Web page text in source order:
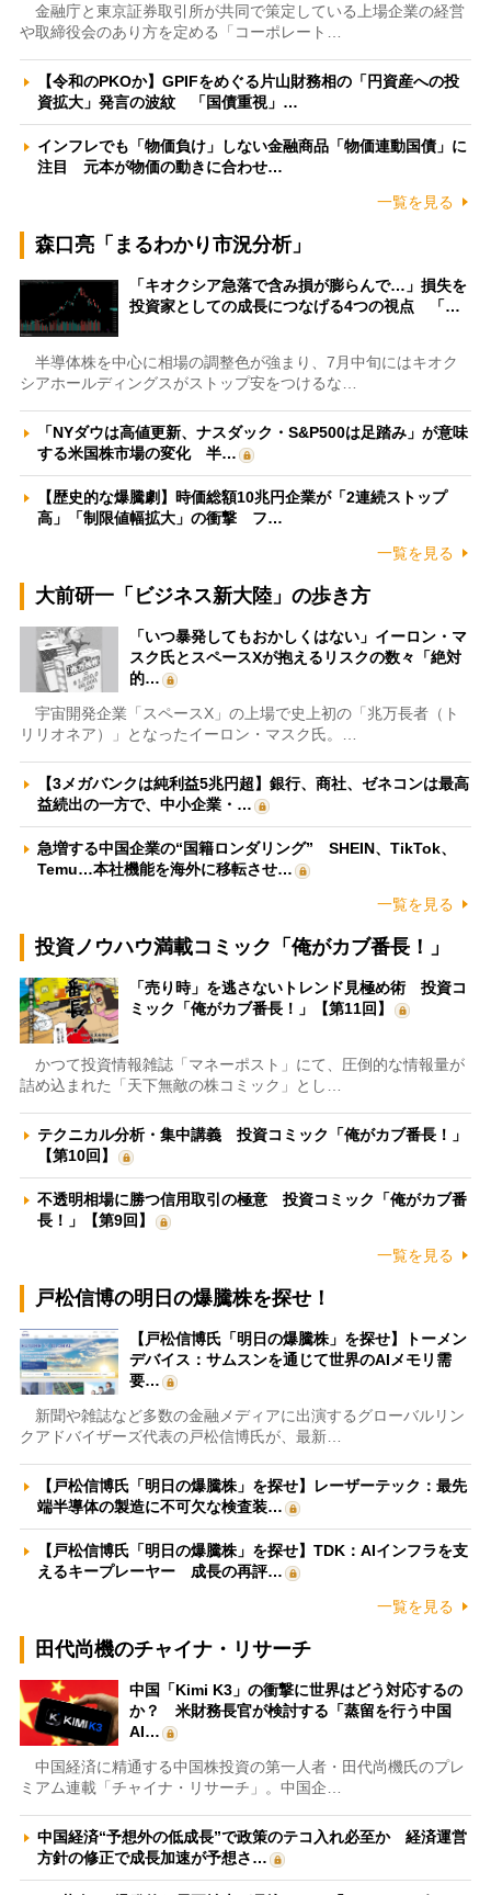
金融庁と東京証券取引所が共同で策定している上場企業の経営
や取締役会のあり方を定める「コーポレート…
【令和のPKOか】GPIFをめぐる片山財務相の「円資産への投
資拡大」発言の波紋 「国債重視」…
インフレでも「物価負け」しない金融商品「物価連動国債」に
注目 元本が物価の動きに合わせ…
一覧を見る
森口亮「まるわかり市況分析」
「キオクシア急落で含み損が膨らんで…」損失を
投資家としての成長につなげる4つの視点 「…
半導体株を中心に相場の調整色が強まり、7月中旬にはキオク
シアホールディングスがストップ安をつけるな…
「NYダウは高値更新、ナスダック・S&P500は足踏み」が意味
する米国株市場の変化 半…
【歴史的な爆騰劇】時価総額10兆円企業が「2連続ストップ
高」「制限値幅拡大」の衝撃 フ…
一覧を見る
大前研一「ビジネス新大陸」の歩き方
「いつ暴発してもおかしくはない」イーロン・マ
スク氏とスペースXが抱えるリスクの数々「絶対
的…
宇宙開発企業「スペースX」の上場で史上初の「兆万長者（ト
リリオネア）」となったイーロン・マスク氏。…
【3メガバンクは純利益5兆円超】銀行、商社、ゼネコンは最高
益続出の一方で、中小企業・…
急増する中国企業の“国籍ロンダリング” SHEIN、TikTok、
Temu…本社機能を海外に移転させ…
一覧を見る
投資ノウハウ満載コミック「俺がカブ番長！」
「売り時」を逃さないトレンド見極め術 投資コ
ミック「俺がカブ番長！」【第11回】
かつて投資情報雑誌「マネーポスト」にて、圧倒的な情報量が
詰め込まれた「天下無敵の株コミック」とし…
テクニカル分析・集中講義 投資コミック「俺がカブ番長！」
【第10回】
不透明相場に勝つ信用取引の極意 投資コミック「俺がカブ番
長！」【第9回】
一覧を見る
戸松信博の明日の爆騰株を探せ！
【戸松信博氏「明日の爆騰株」を探せ】トーメン
デバイス：サムスンを通じて世界のAIメモリ需
要…
新聞や雑誌など多数の金融メディアに出演するグローバルリン
クアドバイザーズ代表の戸松信博氏が、最新…
【戸松信博氏「明日の爆騰株」を探せ】レーザーテック：最先
端半導体の製造に不可欠な検査装…
【戸松信博氏「明日の爆騰株」を探せ】TDK：AIインフラを支
えるキープレーヤー 成長の再評…
一覧を見る
田代尚機のチャイナ・リサーチ
中国「Kimi K3」の衝撃に世界はどう対応するの
か？ 米財務長官が検討する「蒸留を行う中国
AI…
中国経済に精通する中国株投資の第一人者・田代尚機氏のプレ
ミアム連載「チャイナ・リサーチ」。中国企…
中国経済“予想外の低成長”で政策のテコ入れ必至か 経済運営
方針の修正で成長加速が予想さ…